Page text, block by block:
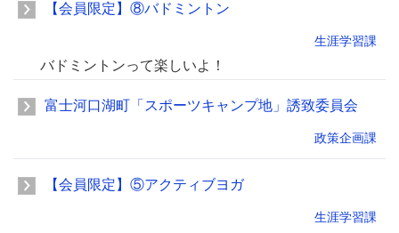
【会員限定】⑧バドミントン
生涯学習課
バドミントンって楽しいよ！
富士河口湖町「スポーツキャンプ地」誘致委員会
政策企画課
【会員限定】⑤アクティブヨガ
生涯学習課